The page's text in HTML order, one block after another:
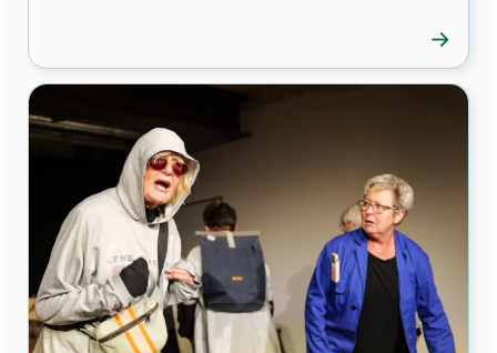
News
öffnen
→